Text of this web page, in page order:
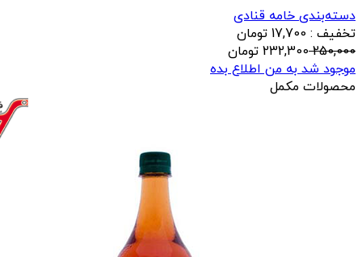
دسته‌بندی خامه قنادی
تخفیف : 17,700 تومان
250,000
232,300 تومان
موجود شد به من اطلاع بده
محصولات مکمل